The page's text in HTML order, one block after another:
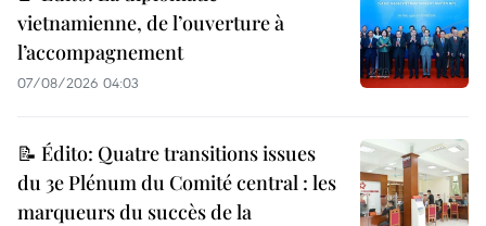
vietnamienne, de l’ouverture à
l’accompagnement
07/08/2026 04:03
📝 Édito: Quatre transitions issues
du 3e Plénum du Comité central : les
marqueurs du succès de la